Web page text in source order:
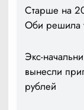
Старше на
Оби решила
Экс-
вынесли
рублей